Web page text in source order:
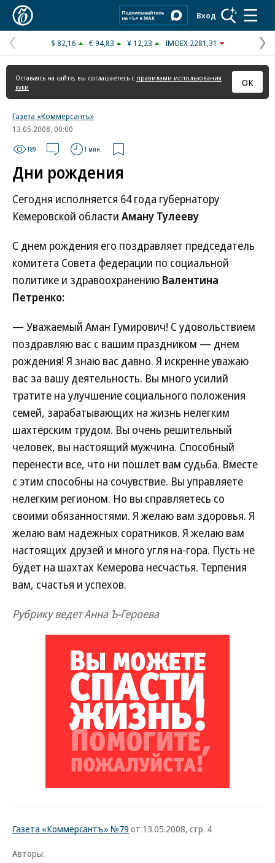
Вход
Предыдущая
страница
$ 82,16 € 94,83 ¥ 12,23 IMOEX 2281,31
Оставаясь на сайте, вы соглашаетесь с правилами использования
куки
ОК
Газета «Коммерсантъ»
13.05.2008, 00:00
189 1 мин.
Дни рождения
Сегодня исполняется 64 года губернатору
Кемеровской области Аману Тулееву
С днем рождения его поздравляет председатель
комитета Совета федерации по социальной
политике и здравоохранению Валентина
Петренко:
— Уважаемый Аман Гумирович! С удовольствием
поздравляю вас с вашим праздником — днем
рождения! Я знаю вас давно. Я искренне уважаю
вас за вашу деятельность. Вы много усилий
тратите на улучшение социального положения
семей, зарабатывающих на жизнь нелегким
шахтерским трудом. Вы очень решительный
человек, вы настоящий мужчина. Способный
перенести все, что ни пошлет вам судьба. Вместе
с этим способны на сочувствие. Вы управляете
нелегким регионом. Но вы справляетесь со
своими обязанностями. Я желаю вам здоровья. Я
желаю вам надежных соратников. Я желаю вам
настоящих друзей и много угля на-гора. Пусть не
будет на шахтах Кемерова несчастья. Терпения
вам, счастья и успехов.
Рубрику ведет Анна Ъ-Героева
Газета «Коммерсантъ» №79 от 13.05.2008, стр. 4
Авторы: